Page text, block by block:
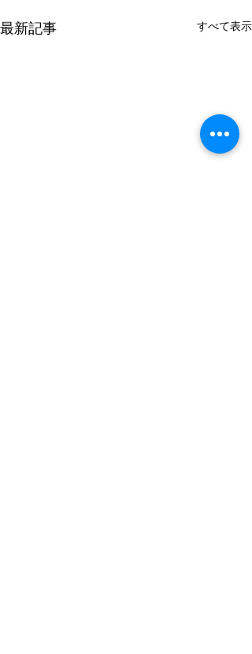
最新記事 すべて表示